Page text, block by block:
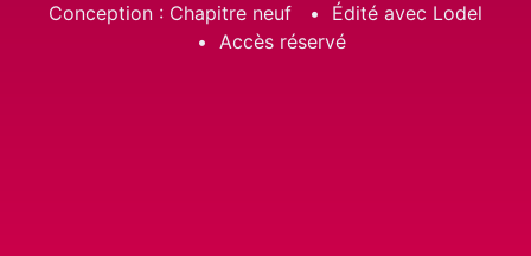
Conception : Chapitre neuf
Édité avec Lodel
Accès réservé